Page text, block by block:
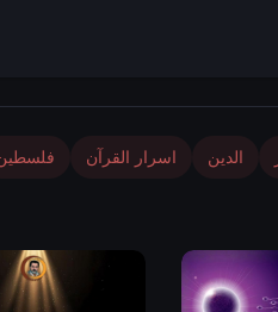
الدين اسرار القرآن